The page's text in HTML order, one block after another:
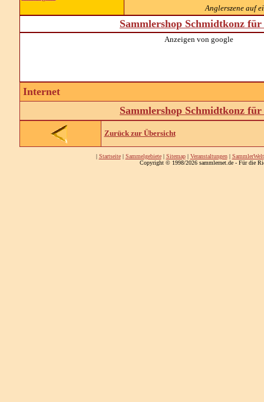
Anglerszene auf
Sammlershop Schmidtkonz
Anzeigen von google
Internet
Sammlershop Schmidtkonz
Zurück zur Übersicht
| Startseite| Sammelgebiete| Sitemap| Veranstaltungen| SammlerWelt
Copyright © 1998/2026 sammlernet.de - Für die